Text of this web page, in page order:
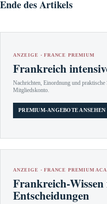
Ende des Artikels
ANZEIGE · FRANCE PREMIUM
Frankreich
Nachrichten, Einordnung und
Mitgliedskonto.
PREMIUM-ANGEBOTE
ANZEIGE · FRANCE PREMIUM
Frankreich-
Entscheidungen